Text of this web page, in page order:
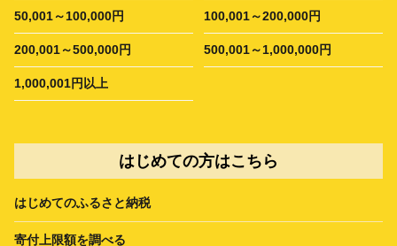
50,001～100,000円 100,001～200,000円
200,001～500,000円 500,001～1,000,000円
1,000,001円以上
はじめての方はこちら
はじめてのふるさと納税
寄付上限額を調べる